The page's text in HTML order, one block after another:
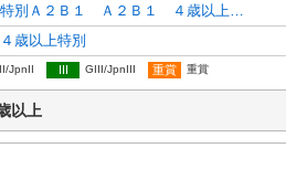
歳以上特別
JpnII III GIII/JpnIII 重賞 重賞
以上